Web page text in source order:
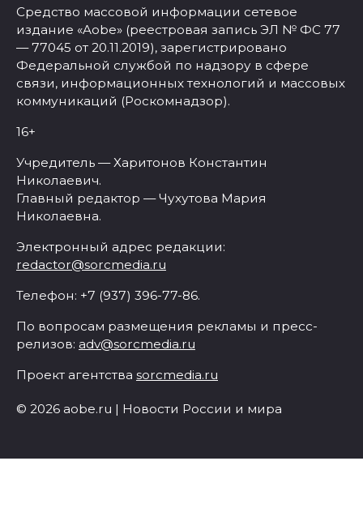
Средство массовой информации сетевое
издание «Aobe» (реестровая запись ЭЛ № ФС 77
— 77045 от 20.11.2019), зарегистрировано
Федеральной службой по надзору в сфере
связи, информационных технологий и массовых
коммуникаций (Роскомнадзор).
16+
Учредитель — Харитонов Константин
Николаевич.
Главный редактор — Чухутова Мария
Николаевна.
Электронный адрес редакции:
redactor@sorcmedia.ru
Телефон: +7 (937) 396-77-86.
По вопросам размещения рекламы и пресс-
релизов: adv@sorcmedia.ru
Проект агентства sorcmedia.ru
© 2026 aobe.ru | Новости России и мира